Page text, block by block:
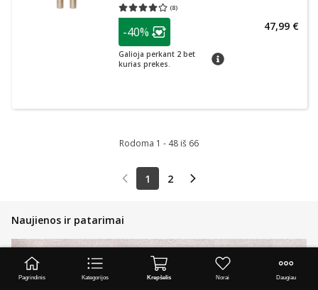
(8)
Vidutinis įvertinimas 4.00
patarimas
Lojalumo klubo narių nuolaida
-40%
Galioja perkant 2 bet
kurias prekes.
patarimas
47,99 €
Rodoma 1 - 48 iš 66
1 2
Naujienos ir patarimai
Pagrindinis Kategorijos Krepšelis Norai Daugiau